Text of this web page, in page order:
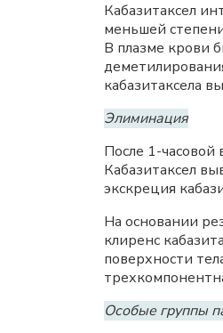
Кабазитаксел
меньшей
В плазме крови
кабазитаксела
Элиминация
После 1-
Кабазитаксел
экскреция
На основании
клиренс
поверхности
Особые группы